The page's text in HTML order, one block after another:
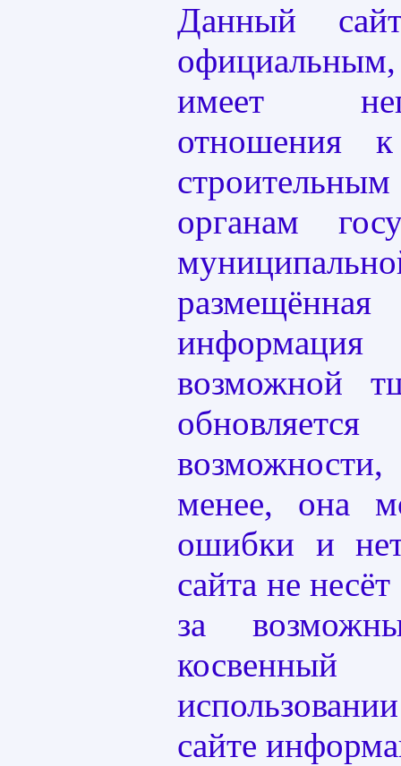
Данный
имеет
отношения
органам
информация
возможной
менее, она
ошибки и
сайта не
за
сайте